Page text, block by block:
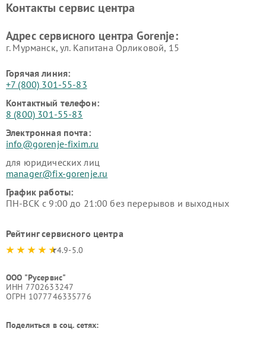
Контакты сервис центра
Адрес сервисного центра Gorenje:
г. Мурманск, ул. Капитана Орликовой, 15
Горячая линия:
+7 (800) 301-55-83
Контактный телефон:
8 (800) 301-55-83
Электронная почта:
info@gorenje-fixim.ru
для юридических лиц
manager@fix-gorenje.ru
График работы:
ПН-ВСК с 9:00 до 21:00 без перерывов и выходных
Рейтинг сервисного центра
4.9-5.0
ООО "Русервис"
ИНН 7702633247
ОГРН 1077746335776
Поделиться в соц. сетях: